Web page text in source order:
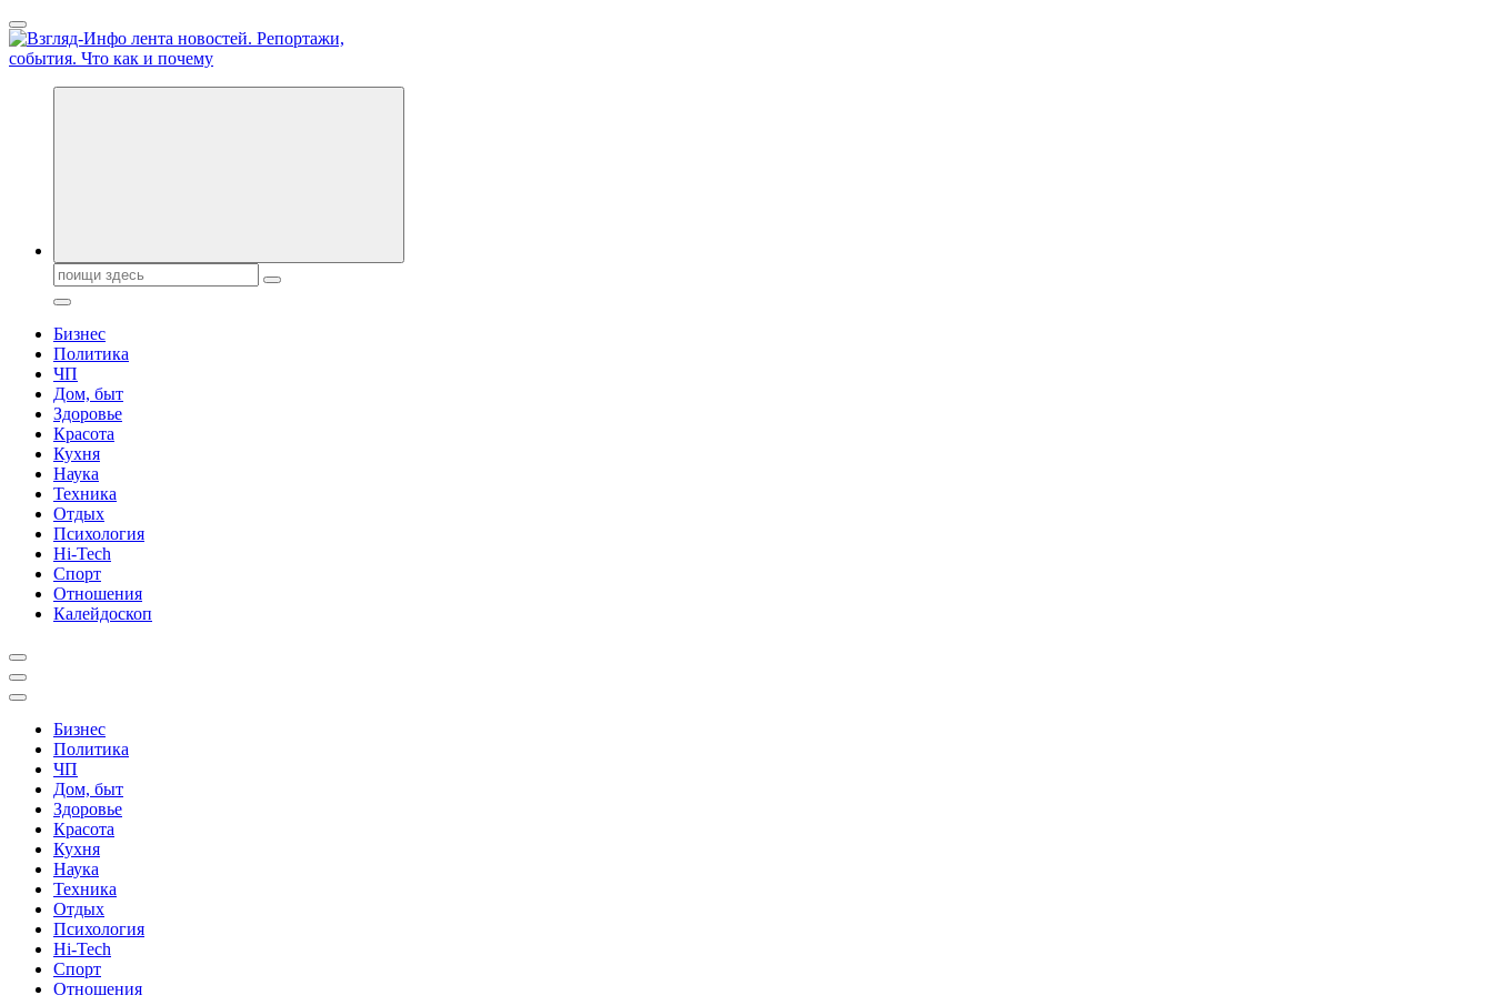
Перейти
к
содержанию
Обо всем и обо всех, что зачем и почему. Новости политики, бизнеса, экономики, ответы на любые вопросы. Портал свежих новостей политики и бизнеса
Поиск:
Бизнес
Политика
ЧП
Дом, быт
Здоровье
Красота
Кухня
Наука
Техника
Отдых
Психология
Hi-Tech
Спорт
Отношения
Калейдоскоп
Бизнес
Политика
ЧП
Дом, быт
Здоровье
Красота
Кухня
Наука
Техника
Отдых
Психология
Hi-Tech
Спорт
Отношения